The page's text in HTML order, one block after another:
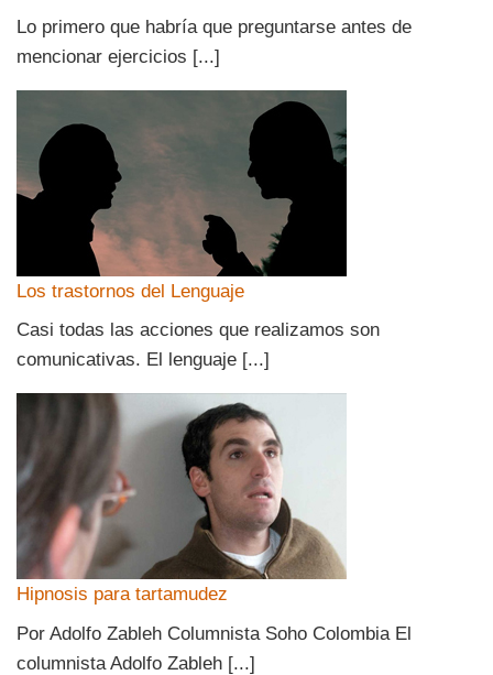
Lo primero que habría que preguntarse antes de
mencionar ejercicios [...]
Los trastornos del Lenguaje
Casi todas las acciones que realizamos son
comunicativas. El lenguaje [...]
Hipnosis para tartamudez
Por Adolfo Zableh Columnista Soho Colombia El
columnista Adolfo Zableh [...]